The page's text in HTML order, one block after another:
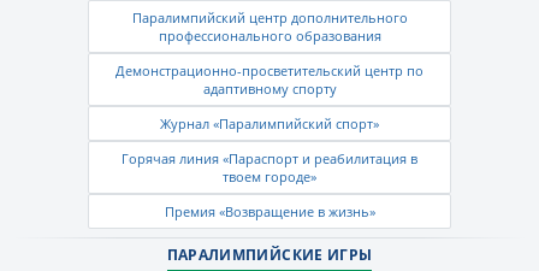
Паралимпийский центр дополнительного
профессионального образования
Демонстрационно-просветительский центр по
адаптивному спорту
Журнал «Паралимпийский спорт»
Горячая линия «Параспорт и реабилитация в
твоем городе»
Премия «Возвращение в жизнь»
ПАРАЛИМПИЙСКИЕ ИГРЫ